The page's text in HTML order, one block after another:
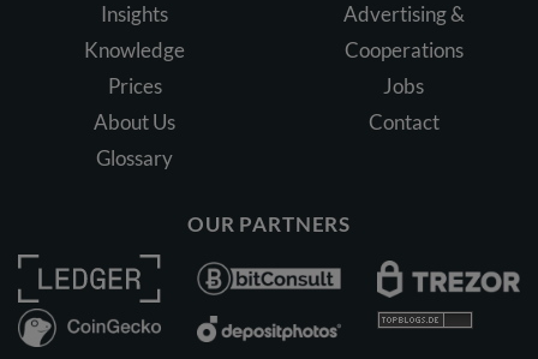
Insights
Knowledge
Prices
About Us
Glossary
Advertising &
Cooperations
Jobs
Contact
OUR PARTNERS